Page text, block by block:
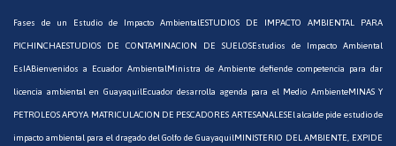
Fases de un Estudio de Impacto AmbientalESTUDIOS DE IMPACTO AMBIENTAL PARA
PICHINCHAESTUDIOS DE CONTAMINACION DE SUELOSEstudios de Impacto Ambiental
EsIABienvenidos a Ecuador AmbientalMinistra de Ambiente defiende competencia para dar
licencia ambiental en GuayaquilEcuador desarrolla agenda para el Medio AmbienteMINAS Y
PETROLEOS APOYA MATRICULACION DE PESCADORES ARTESANALESEl alcalde pide estudio de
impacto ambiental para el dragado del Golfo de GuayaquilMINISTERIO DEL AMBIENTE, EXPIDE